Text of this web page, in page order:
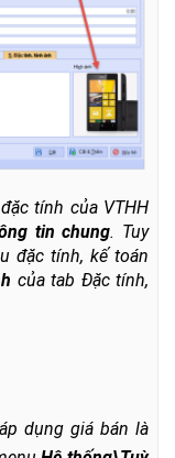
tính của VTHH
tin chung. Tuy
đặc tính, kế toán
của tab Đặc tính,
dụng giá bán là